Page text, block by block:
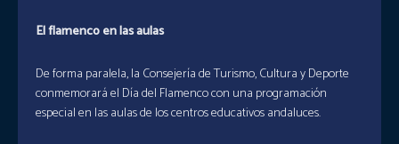
El flamenco en las aulas
De forma paralela, la Consejería de Turismo, Cultura y Deporte
conmemorará el Día del Flamenco con una programación
especial en las aulas de los centros educativos andaluces.